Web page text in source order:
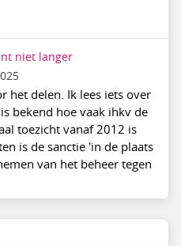
niet langer
het delen. Ik lees iets over
bekend hoe vaak ihkv de
toezicht vanaf 2012 is
is de sanctie 'in de plaats
van het beheer tegen